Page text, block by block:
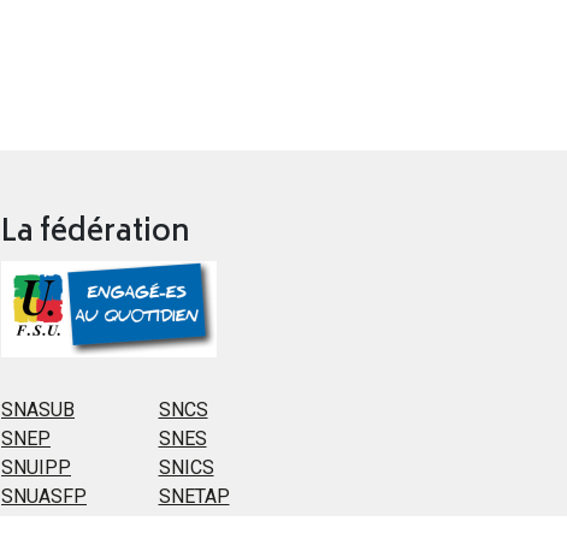
La fédération
SNASUB
SNCS
SNEP
SNES
SNUIPP
SNICS
SNUASFP
SNETAP